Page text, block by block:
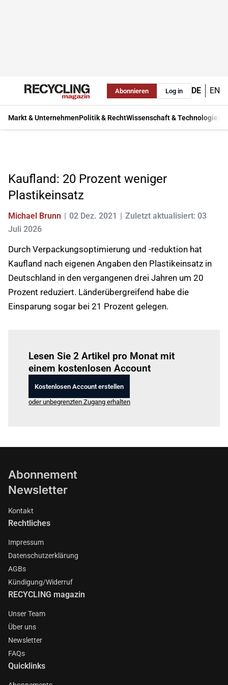
Abonnieren Log in DE EN
Markt & UnternehmenPolitik & RechtWissenschaft & Technologie
Kaufland: 20 Prozent weniger
Plastikeinsatz
Michael Brunn 02 Dez. 2021
Zuletzt aktualisiert: 03
Juli 2026
Durch Verpackungsoptimierung und -reduktion hat
Kaufland nach eigenen Angaben den Plastikeinsatz in
Deutschland in den vergangenen drei Jahren um 20
Prozent reduziert. Länderübergreifend habe die
Einsparung sogar bei 21 Prozent gelegen.
Lesen Sie 2 Artikel pro Monat mit
einem kostenlosen Account
Kostenlosen Account erstellen
oder unbegrenzten Zugang erhalten
Abonnement
Newsletter
Kontakt
Rechtliches
Impressum
Datenschutzerklärung
AGBs
Kündigung/Widerruf
RECYCLING magazin
Unser Team
Über uns
Newsletter
FAQs
Quicklinks